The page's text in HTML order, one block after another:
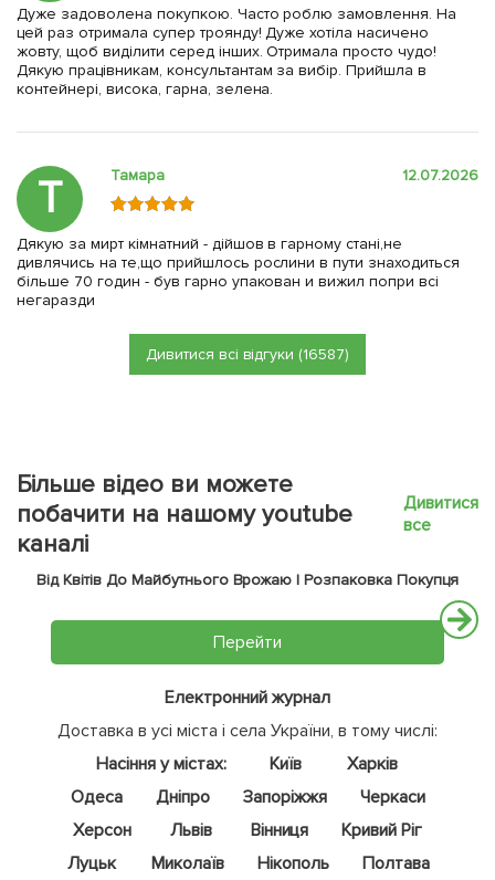
Дуже задоволена покупкою. Часто роблю замовлення. На
цей раз отримала супер троянду! Дуже хотіла насичено
жовту, щоб виділити серед інших. Отримала просто чудо!
Дякую працівникам, консультантам за вибір. Прийшла в
контейнері, висока, гарна, зелена.
Т Тамара 12.07.2026
Дякую за мирт кімнатний - дійшов в гарному стані,не
дивлячись на те,що прийшлось рослини в пути знаходиться
більше 70 годин - був гарно упакован и вижил попри всі
негаразди
Дивитися всі відгуки (16587)
Більше відео ви можете
побачити на нашому youtube
каналі
Дивитися
все
Від Квітів До Майбутнього Врожаю | Розпаковка Покупця
Перейти
Електронний журнал
Доставка в усі міста і села України, в тому числі:
Насіння у містах:
Київ
Харків
Одеса
Дніпро Запоріжжя
Черкаси
Херсон
Львів Вінниця
Кривий Ріг
Луцьк
Миколаїв Нікополь
Полтава